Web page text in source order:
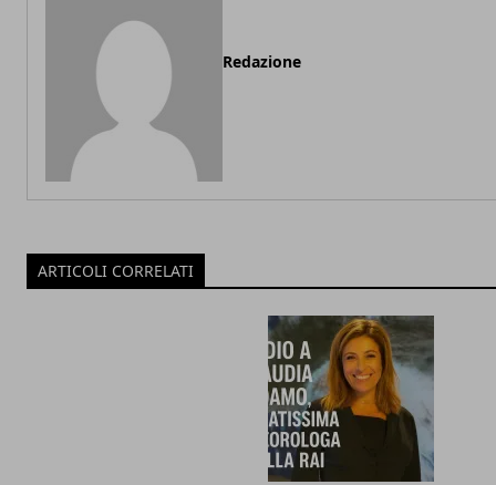
Redazione
ARTICOLI CORRELATI